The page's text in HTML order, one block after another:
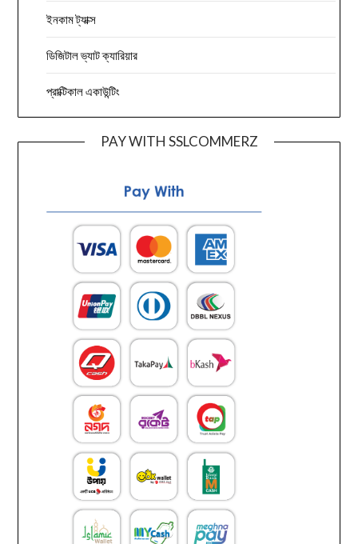
ইনকাম ট্যাক্স
ডিজিটাল ভ্যাট ক্যারিয়ার
প্রাক্টিকাল একাউন্টিং
PAY WITH SSLCOMMERZ